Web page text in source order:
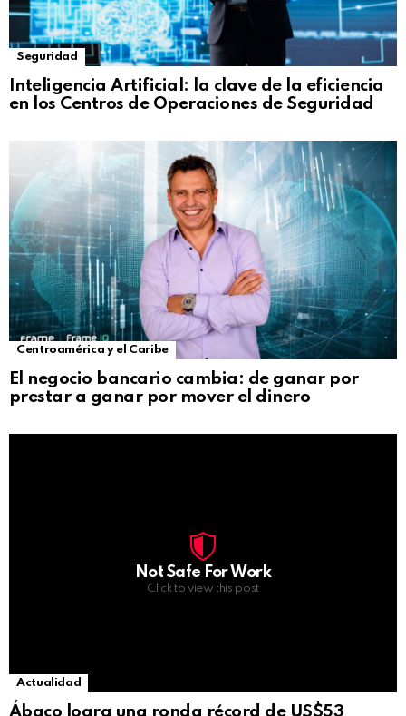
Seguridad
Inteligencia Artificial: la clave de la eficiencia
en los Centros de Operaciones de Seguridad
Centroamérica y el Caribe
El negocio bancario cambia: de ganar por
prestar a ganar por mover el dinero
Not Safe For Work
Click to view this post
Actualidad
Ábaco logra una ronda récord de US$53